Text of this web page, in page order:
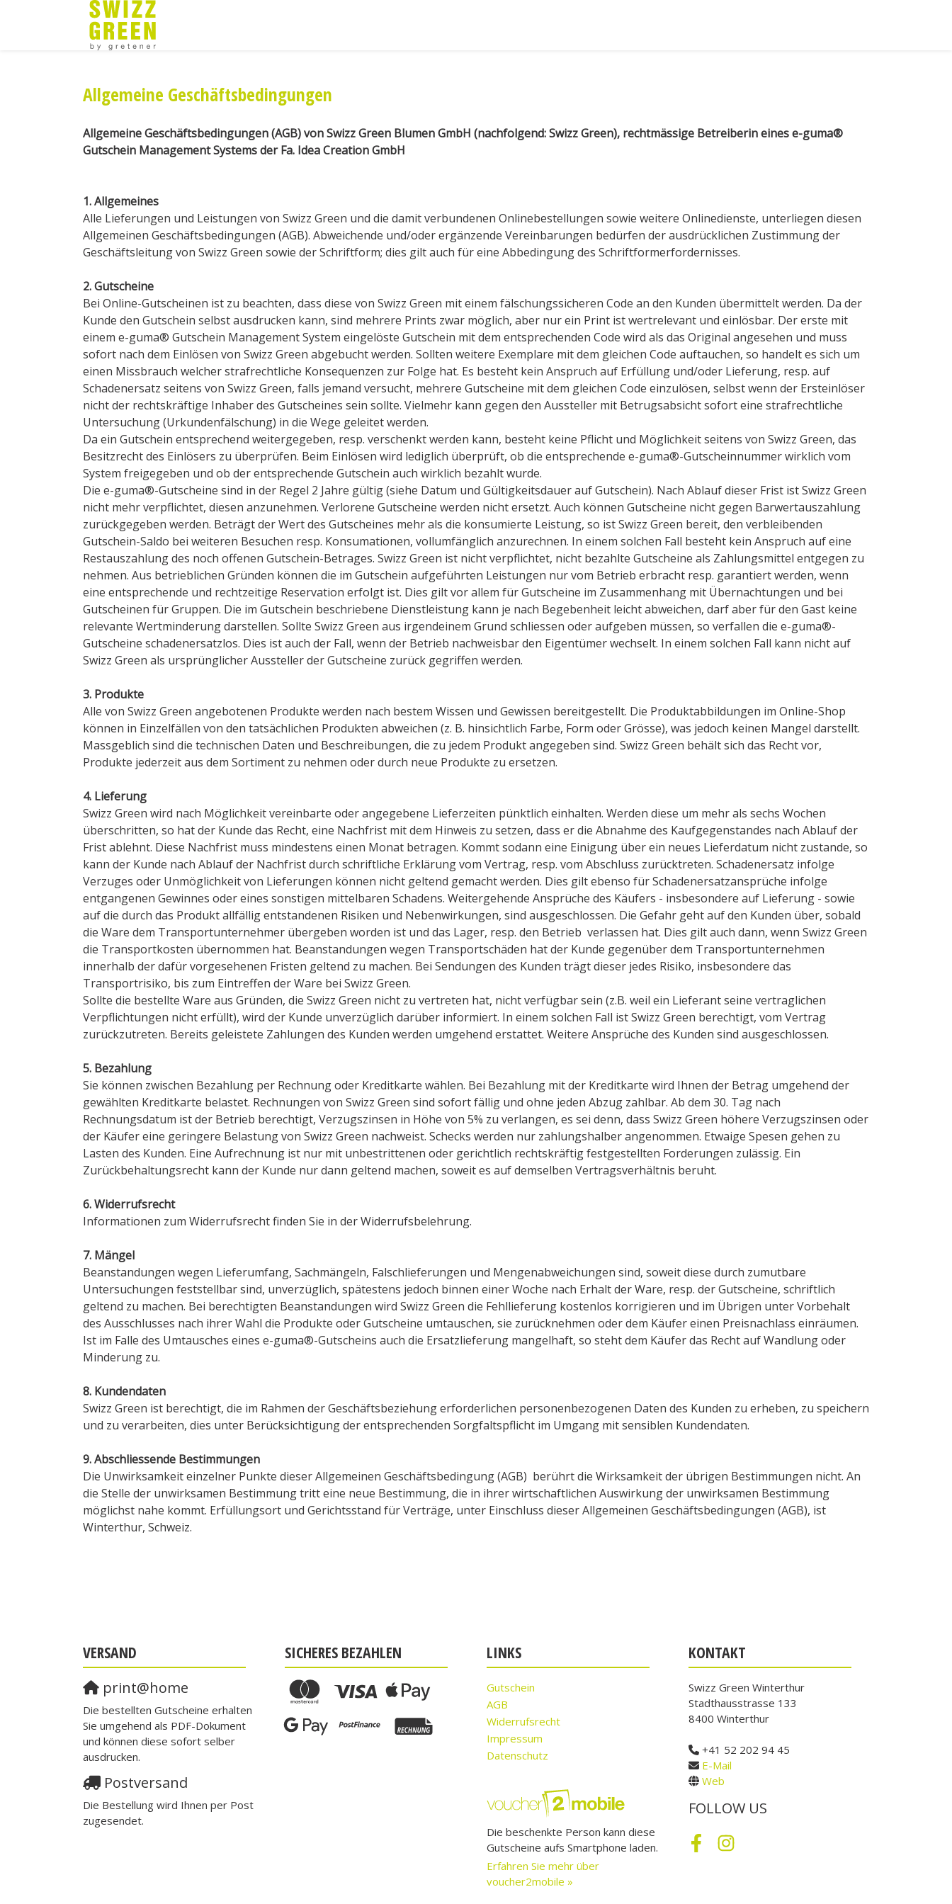
Allgemeine Geschäftsbedingungen
Allgemeine Geschäftsbedingungen (AGB) von Swizz Green Blumen GmbH (nachfolgend: Swizz Green), rechtmässige Betreiberin eines e-guma®
Gutschein Management Systems der Fa. Idea Creation GmbH
1. Allgemeines
Alle Lieferungen und Leistungen von Swizz Green und die damit verbundenen Onlinebestellungen sowie weitere Onlinedienste, unterliegen diesen
Allgemeinen Geschäftsbedingungen (AGB). Abweichende und/oder ergänzende Vereinbarungen bedürfen der ausdrücklichen Zustimmung der
Geschäftsleitung von Swizz Green sowie der Schriftform; dies gilt auch für eine Abbedingung des Schriftformerfordernisses.
2. Gutscheine
Bei Online-Gutscheinen ist zu beachten, dass diese von Swizz Green mit einem fälschungssicheren Code an den Kunden übermittelt werden. Da der
Kunde den Gutschein selbst ausdrucken kann, sind mehrere Prints zwar möglich, aber nur ein Print ist wertrelevant und einlösbar. Der erste mit
einem e-guma® Gutschein Management System eingelöste Gutschein mit dem entsprechenden Code wird als das Original angesehen und muss
sofort nach dem Einlösen von Swizz Green abgebucht werden. Sollten weitere Exemplare mit dem gleichen Code auftauchen, so handelt es sich um
einen Missbrauch welcher strafrechtliche Konsequenzen zur Folge hat. Es besteht kein Anspruch auf Erfüllung und/oder Lieferung, resp. auf
Schadenersatz seitens von Swizz Green, falls jemand versucht, mehrere Gutscheine mit dem gleichen Code einzulösen, selbst wenn der Ersteinlöser
nicht der rechtskräftige Inhaber des Gutscheines sein sollte. Vielmehr kann gegen den Aussteller mit Betrugsabsicht sofort eine strafrechtliche
Untersuchung (Urkundenfälschung) in die Wege geleitet werden.
Da ein Gutschein entsprechend weitergegeben, resp. verschenkt werden kann, besteht keine Pflicht und Möglichkeit seitens von Swizz Green, das
Besitzrecht des Einlösers zu überprüfen. Beim Einlösen wird lediglich überprüft, ob die entsprechende e-guma®-Gutscheinnummer wirklich vom
System freigegeben und ob der entsprechende Gutschein auch wirklich bezahlt wurde.
Die e-guma®-Gutscheine sind in der Regel 2 Jahre gültig (siehe Datum und Gültigkeitsdauer auf Gutschein). Nach Ablauf dieser Frist ist Swizz Green
nicht mehr verpflichtet, diesen anzunehmen. Verlorene Gutscheine werden nicht ersetzt. Auch können Gutscheine nicht gegen Barwertauszahlung
zurückgegeben werden. Beträgt der Wert des Gutscheines mehr als die konsumierte Leistung, so ist Swizz Green bereit, den verbleibenden
Gutschein-Saldo bei weiteren Besuchen resp. Konsumationen, vollumfänglich anzurechnen. In einem solchen Fall besteht kein Anspruch auf eine
Restauszahlung des noch offenen Gutschein-Betrages. Swizz Green ist nicht verpflichtet, nicht bezahlte Gutscheine als Zahlungsmittel entgegen zu
nehmen. Aus betrieblichen Gründen können die im Gutschein aufgeführten Leistungen nur vom Betrieb erbracht resp. garantiert werden, wenn
eine entsprechende und rechtzeitige Reservation erfolgt ist. Dies gilt vor allem für Gutscheine im Zusammenhang mit Übernachtungen und bei
Gutscheinen für Gruppen. Die im Gutschein beschriebene Dienstleistung kann je nach Begebenheit leicht abweichen, darf aber für den Gast keine
relevante Wertminderung darstellen. Sollte Swizz Green aus irgendeinem Grund schliessen oder aufgeben müssen, so verfallen die e-guma®-
Gutscheine schadenersatzlos. Dies ist auch der Fall, wenn der Betrieb nachweisbar den Eigentümer wechselt. In einem solchen Fall kann nicht auf
Swizz Green als ursprünglicher Aussteller der Gutscheine zurück gegriffen werden.
3. Produkte
Alle von Swizz Green angebotenen Produkte werden nach bestem Wissen und Gewissen bereitgestellt. Die Produktabbildungen im Online-Shop
können in Einzelfällen von den tatsächlichen Produkten abweichen (z. B. hinsichtlich Farbe, Form oder Grösse), was jedoch keinen Mangel darstellt.
Massgeblich sind die technischen Daten und Beschreibungen, die zu jedem Produkt angegeben sind. Swizz Green behält sich das Recht vor,
Produkte jederzeit aus dem Sortiment zu nehmen oder durch neue Produkte zu ersetzen.
4. Lieferung
Swizz Green wird nach Möglichkeit vereinbarte oder angegebene Lieferzeiten pünktlich einhalten. Werden diese um mehr als sechs Wochen
überschritten, so hat der Kunde das Recht, eine Nachfrist mit dem Hinweis zu setzen, dass er die Abnahme des Kaufgegenstandes nach Ablauf der
Frist ablehnt. Diese Nachfrist muss mindestens einen Monat betragen. Kommt sodann eine Einigung über ein neues Lieferdatum nicht zustande, so
kann der Kunde nach Ablauf der Nachfrist durch schriftliche Erklärung vom Vertrag, resp. vom Abschluss zurücktreten. Schadenersatz infolge
Verzuges oder Unmöglichkeit von Lieferungen können nicht geltend gemacht werden. Dies gilt ebenso für Schadenersatzansprüche infolge
entgangenen Gewinnes oder eines sonstigen mittelbaren Schadens. Weitergehende Ansprüche des Käufers - insbesondere auf Lieferung - sowie
auf die durch das Produkt allfällig entstandenen Risiken und Nebenwirkungen, sind ausgeschlossen. Die Gefahr geht auf den Kunden über, sobald
die Ware dem Transportunternehmer übergeben worden ist und das Lager, resp. den Betrieb verlassen hat. Dies gilt auch dann, wenn Swizz Green
die Transportkosten übernommen hat. Beanstandungen wegen Transportschäden hat der Kunde gegenüber dem Transportunternehmen
innerhalb der dafür vorgesehenen Fristen geltend zu machen. Bei Sendungen des Kunden trägt dieser jedes Risiko, insbesondere das
Transportrisiko, bis zum Eintreffen der Ware bei Swizz Green.
Sollte die bestellte Ware aus Gründen, die Swizz Green nicht zu vertreten hat, nicht verfügbar sein (z.B. weil ein Lieferant seine vertraglichen
Verpflichtungen nicht erfüllt), wird der Kunde unverzüglich darüber informiert. In einem solchen Fall ist Swizz Green berechtigt, vom Vertrag
zurückzutreten. Bereits geleistete Zahlungen des Kunden werden umgehend erstattet. Weitere Ansprüche des Kunden sind ausgeschlossen.
5. Bezahlung
Sie können zwischen Bezahlung per Rechnung oder Kreditkarte wählen. Bei Bezahlung mit der Kreditkarte wird Ihnen der Betrag umgehend der
gewählten Kreditkarte belastet. Rechnungen von Swizz Green sind sofort fällig und ohne jeden Abzug zahlbar. Ab dem 30. Tag nach
Rechnungsdatum ist der Betrieb berechtigt, Verzugszinsen in Höhe von 5% zu verlangen, es sei denn, dass Swizz Green höhere Verzugszinsen oder
der Käufer eine geringere Belastung von Swizz Green nachweist. Schecks werden nur zahlungshalber angenommen. Etwaige Spesen gehen zu
Lasten des Kunden. Eine Aufrechnung ist nur mit unbestrittenen oder gerichtlich rechtskräftig festgestellten Forderungen zulässig. Ein
Zurückbehaltungsrecht kann der Kunde nur dann geltend machen, soweit es auf demselben Vertragsverhältnis beruht.
6. Widerrufsrecht
Informationen zum Widerrufsrecht finden Sie in der Widerrufsbelehrung.
7. Mängel
Beanstandungen wegen Lieferumfang, Sachmängeln, Falschlieferungen und Mengenabweichungen sind, soweit diese durch zumutbare
Untersuchungen feststellbar sind, unverzüglich, spätestens jedoch binnen einer Woche nach Erhalt der Ware, resp. der Gutscheine, schriftlich
geltend zu machen. Bei berechtigten Beanstandungen wird Swizz Green die Fehllieferung kostenlos korrigieren und im Übrigen unter Vorbehalt
des Ausschlusses nach ihrer Wahl die Produkte oder Gutscheine umtauschen, sie zurücknehmen oder dem Käufer einen Preisnachlass einräumen.
Ist im Falle des Umtausches eines e-guma®-Gutscheins auch die Ersatzlieferung mangelhaft, so steht dem Käufer das Recht auf Wandlung oder
Minderung zu.
8. Kundendaten
Swizz Green ist berechtigt, die im Rahmen der Geschäftsbeziehung erforderlichen personenbezogenen Daten des Kunden zu erheben, zu speichern
und zu verarbeiten, dies unter Berücksichtigung der entsprechenden Sorgfaltspflicht im Umgang mit sensiblen Kundendaten.
9. Abschliessende Bestimmungen
Die Unwirksamkeit einzelner Punkte dieser Allgemeinen Geschäftsbedingung (AGB) berührt die Wirksamkeit der übrigen Bestimmungen nicht. An
die Stelle der unwirksamen Bestimmung tritt eine neue Bestimmung, die in ihrer wirtschaftlichen Auswirkung der unwirksamen Bestimmung
möglichst nahe kommt. Erfüllungsort und Gerichtsstand für Verträge, unter Einschluss dieser Allgemeinen Geschäftsbedingungen (AGB), ist
Winterthur, Schweiz.
VERSAND
print@home
Die bestellten Gutscheine erhalten
Sie umgehend als PDF-Dokument
und können diese sofort selber
ausdrucken.
Postversand
Die Bestellung wird Ihnen per Post
zugesendet.
SICHERES BEZAHLEN LINKS
Gutschein
AGB
Widerrufsrecht
Impressum
Datenschutz
Die beschenkte Person kann diese
Gutscheine aufs Smartphone laden.
Erfahren Sie mehr über
voucher2mobile »
KONTAKT
Swizz Green Winterthur
Stadthausstrasse 133
8400 Winterthur
+41 52 202 94 45
E-Mail
Web
FOLLOW US
FacebookInstagram